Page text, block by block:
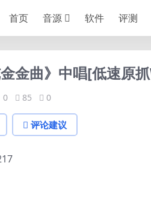
首页 音源 软件 评测
金曲》中唱[低速原
0 85 0
评论建议